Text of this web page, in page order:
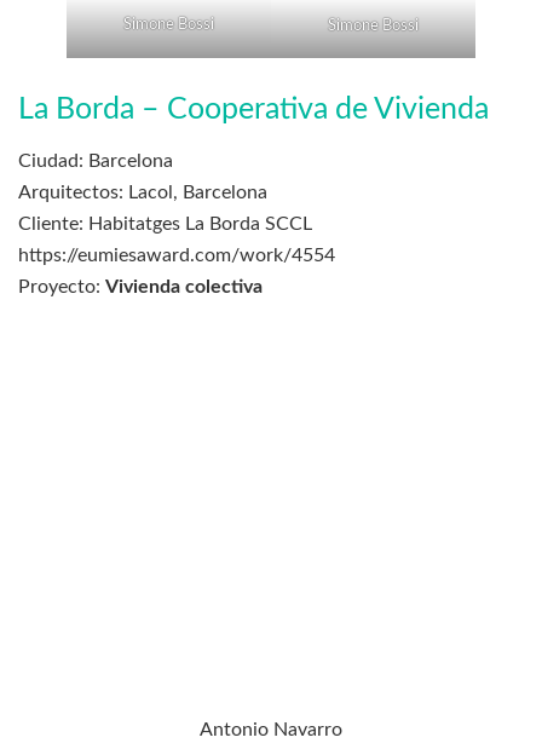
Simone Bossi Simone Bossi
La Borda – Cooperativa de Vivienda
Ciudad: Barcelona
Arquitectos: Lacol, Barcelona
Cliente: Habitatges La Borda SCCL
https://eumiesaward.com/work/4554
Proyecto: Vivienda colectiva
Antonio Navarro